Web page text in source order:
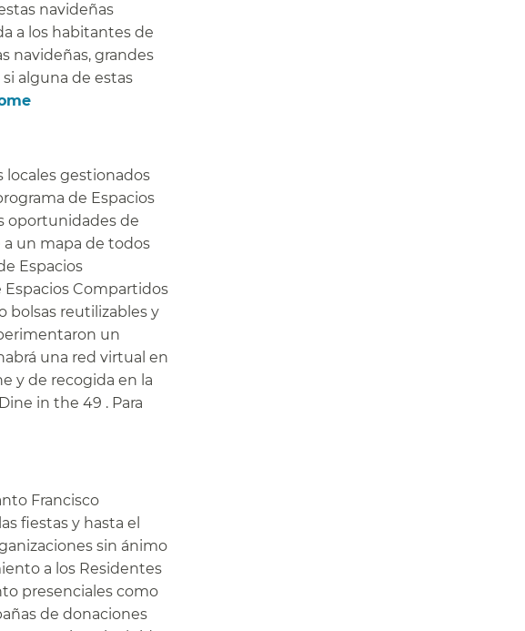
navideñas
a los habitantes de
navideñas, grandes
alguna de estas
locales gestionados
de Espacios
oportunidades de
a un mapa de todos
Espacios
Espacios Compartidos
bolsas reutilizables y
un
una red virtual en
y de recogida en la
in the 49 . Para
Francisco
fiestas y hasta el
sin ánimo
a los Residentes
presenciales como
de donaciones